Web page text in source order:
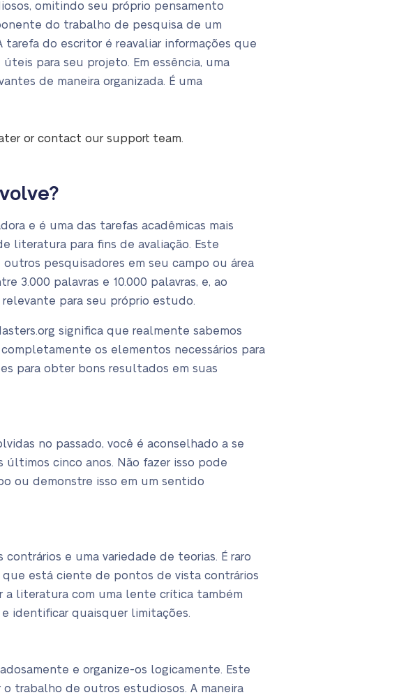
omitindo seu próprio pensamento
do trabalho de pesquisa de um
do escritor é reavaliar informações que
para seu projeto. Em essência, uma
de maneira organizada. É uma
or contact our support team.
e é uma das tarefas acadêmicas mais
literatura para fins de avaliação. Este
pesquisadores em seu campo ou área
3.000 palavras e 10.000 palavras, e, ao
para seu próprio estudo.
significa que realmente sabemos
os elementos necessários para
para obter bons resultados em suas
no passado, você é aconselhado a se
últimos cinco anos. Não fazer isso pode
ou demonstre isso em um sentido
e uma variedade de teorias. É raro
que está ciente de pontos de vista contrários
a literatura com uma lente crítica também
identificar quaisquer limitações.
e organize-os logicamente. Este
trabalho de outros estudiosos. A maneira